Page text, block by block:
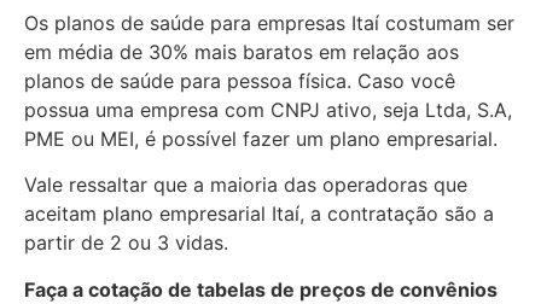
Os planos de saúde para empresas Itaí costumam ser
em média de 30% mais baratos em relação aos
planos de saúde para pessoa física. Caso você
possua uma empresa com CNPJ ativo, seja Ltda, S.A,
PME ou MEI, é possível fazer um plano empresarial.
Vale ressaltar que a maioria das operadoras que
aceitam plano empresarial Itaí, a contratação são a
partir de 2 ou 3 vidas.
Faça a cotação de tabelas de preços de convênios